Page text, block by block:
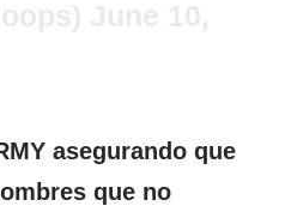
asegurando que
que no